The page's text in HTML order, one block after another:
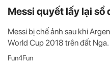
Messi quyết lấy lại sổ
Messi bị chế ảnh sau khi
World Cup 2018 trên đất Nga.
Fun4Fun